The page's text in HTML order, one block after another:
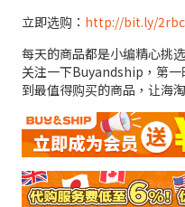
立即选购： http://bit.ly/
每天的商品都是小编精心挑
关注一下Buyandship，第
到最值得购买的商品，让海